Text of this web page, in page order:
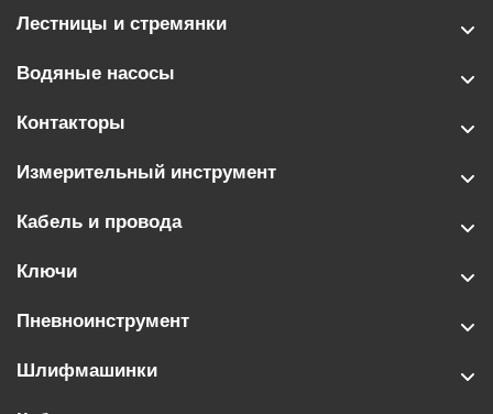
Лестницы и стремянки
Водяные насосы
Контакторы
Измерительный инструмент
Кабель и провода
Ключи
Пневноинструмент
Шлифмашинки